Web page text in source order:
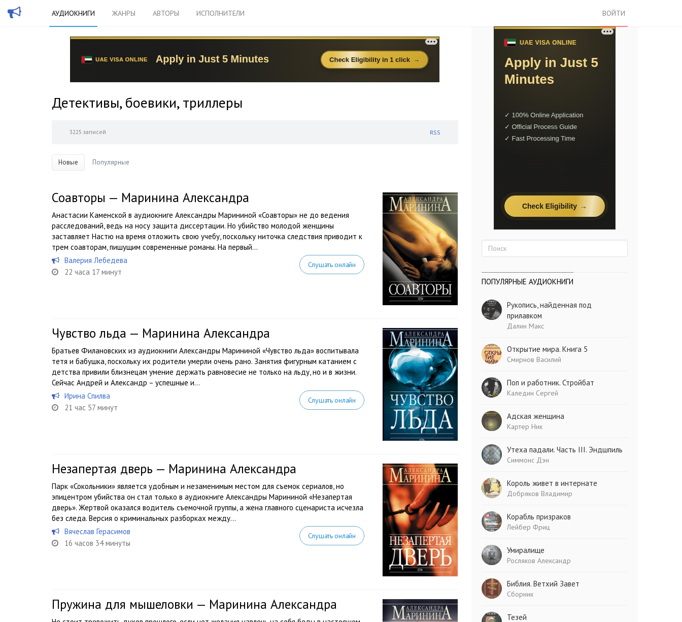
АУДИОКНИГИ ЖАНРЫ АВТОРЫ ИСПОЛНИТЕЛИ ВОЙТИ
Детективы, боевики, триллеры
3225 записей RSS
Новые Популярные
Соавторы — Маринина Александра
Анастасии Каменской в аудиокниге Александры Марининой «Соавторы» не до ведения
расследований, ведь на носу защита диссертации. Но убийство молодой женщины
заставляет Настю на время отложить свою учебу, поскольку ниточка следствия приводит к
трем соавторам, пишущим современные романы. На первый...
Валерия Лебедева
22 часа 17 минут
Слушать онлайн
Чувство льда — Маринина Александра
Братьев Филановских из аудиокниги Александры Марининой «Чувство льда» воспитывала
тетя и бабушка, поскольку их родители умерли очень рано. Занятия фигурным катанием с
детства привили близнецам умение держать равновесие не только на льду, но и в жизни.
Сейчас Андрей и Александр – успешные и...
Ирина Спилва
21 час 57 минут
Слушать онлайн
Незапертая дверь — Маринина Александра
Парк «Сокольники» является удобным и незаменимым местом для съемок сериалов, но
эпицентром убийства он стал только в аудиокниге Александры Марининой «Незапертая
дверь». Жертвой оказался водитель съемочной группы, а жена главного сценариста исчезла
без следа. Версия о криминальных разборках между...
Вячеслав Герасимов
16 часов 34 минуты
Слушать онлайн
Пружина для мышеловки — Маринина Александра
ПОПУЛЯРНЫЕ АУДИОКНИГИ
Рукопись, найденная под
прилавком
Далин Макс
Открытие мира. Книга 5
Смирнов Василий
Поп и работник. Стройбат
Каледин Сергей
Адская женщина
Картер Ник
Утеха падали. Часть III. Эндшпиль
Симмонс Дэн
Король живет в интернате
Добряков Владимир
Корабль призраков
Лейбер Фриц
Умиралище
Росляков Александр
Библия. Ветхий Завет
Сборник
Тезей